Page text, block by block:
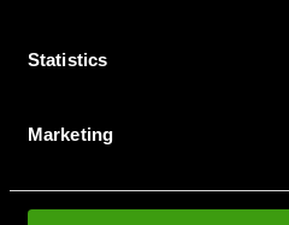
Statistics
Marketing
MVA-nummer: SE556053342301
info@budofitness.dk
Tel:+468-673 33 50